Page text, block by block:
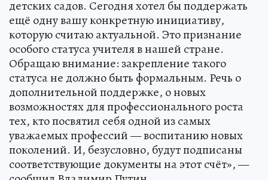
детских садов. Сегодня хотел бы поддержать
ещё одну вашу конкретную инициативу,
которую считаю актуальной. Это признание
особого статуса учителя в нашей стране.
Обращаю внимание: закрепление такого
статуса не должно быть формальным. Речь о
дополнительной поддержке, о новых
возможностях для профессионального роста
тех, кто посвятил себя одной из самых
уважаемых профессий — воспитанию новых
поколений. И, безусловно, будут подписаны
соответствующие документы на этот счёт», —